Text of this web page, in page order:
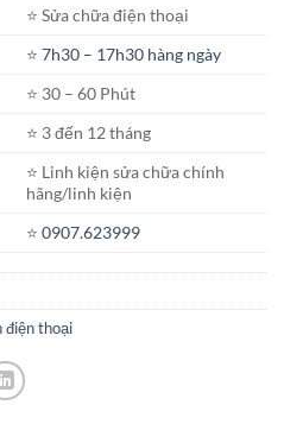
đến
750.000₫
⭐️ Sửa chữa điện thoại
⭐️7h30 – 17h30 hàng ngày
⭐️ 30 – 60 Phút
⭐️ 3 đến 12 tháng
⭐️ Linh kiện sửa chữa chính
hãng/linh kiện
⭐️0907.623999
điện thoại